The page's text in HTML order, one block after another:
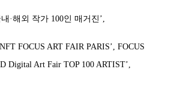
·해외 작가 100인 매거진’,
FOCUS ART FAIR PARIS’, FOCUS
Digital Art Fair TOP 100 ARTIST’,